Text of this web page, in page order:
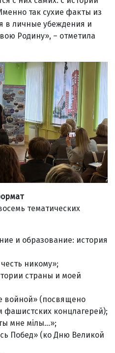
так сухие факты из
в личные убеждения и
Родину», – отметила
тематических
и образование: история
никому»;
страны и моей
войной» (посвящено
фашистских концлагерей);
мне мілы…»;
Побед» (ко Дню Великой